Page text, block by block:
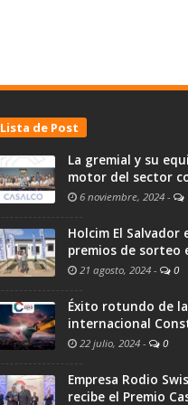
Lista de Post
La gremial y su
motor del sector
6 noviembre, 2024 -
Holcim El Salvador
premios de sorteo
21 agosto, 2024 - 0
Éxito rotundo de
internacional
22 julio, 2024 - 0
Empresa Rodio
recibe el Premio